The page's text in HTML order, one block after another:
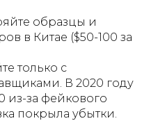
образцы и
в Китае ($50-100 за
только с
В 2020 году
из-за фейкового
покрыла убытки.